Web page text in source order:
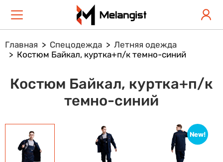
Главная Спецодежда
Летняя одежда
Костюм Байкал, куртка+п/к темно-синий
Костюм Байкал, куртка+п/к
темно-синий
New!